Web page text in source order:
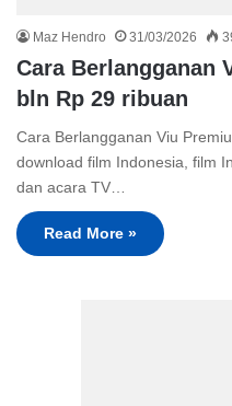
Maz Hendro 31/03/2026
Cara Berlangganan
bln Rp 29 ribuan
Cara Berlangganan Viu
download film Indonesia, film
dan acara TV…
Read More »